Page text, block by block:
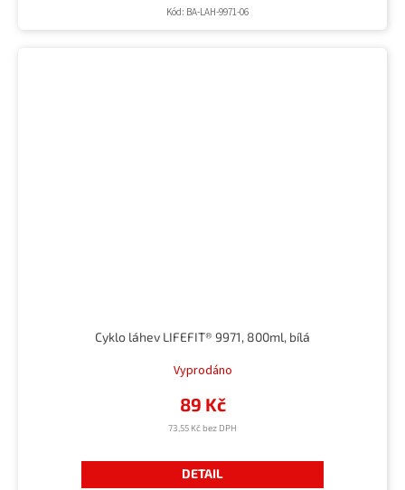
Kód: BA-LAH-9971-06
Cyklo láhev LIFEFIT® 9971, 800ml, bílá
Vyprodáno
73,55 Kč bez DPH
89 Kč
DETAIL